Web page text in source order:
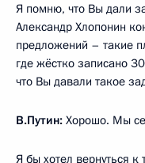
Я помню, что Вы дали
Александр Хлопонин
предложений – такие
где жёстко записано
что Вы давали такое
В.Путин: Хорошо. Мы
Я бы хотел вернуться к